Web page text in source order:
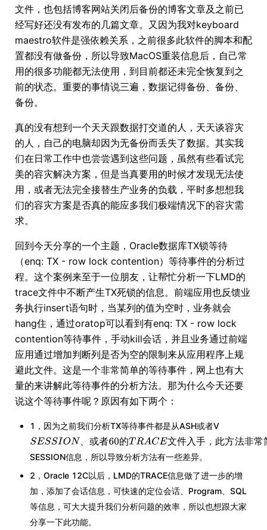
文件，也包括博客网站关闭后备份的博客文章及之前已
经写好还没有发布的几篇文章。又因为我对keyboard
maestro软件是强依赖关系，之前很多此软件的脚本和配
置都没有做备份，所以导致MacOS重装信息后，自己常
用的很多功能都无法使用，到目前都还未完全恢复到之
前的状态。重要的事情说三遍，数据记得备份、备份、
备份。
真的没有想到一个天天跟数据打交道的人，天天谈容灾
的人，自己的电脑却因为无备份而丢失了数据。其实我
们在日常工作中也尝尝遇到这些问题，虽然有些看试完
美的容灾解决方案，但是当真要用的时候才发现无法使
用，或者无法完全接替生产业务的负载，平时多想想我
们的容灾方案是否真的能应多我们极端情况下的容灾需
求。
回到今天分享的一个主题，Oracle数据库TX锁等待
（enq: TX - row lock contention）等待事件的分析过
程。这个案例来至于一位朋友，让帮忙分析一下LMD的
trace文件中不断产生TX死锁的信息。前端应用也反馈业
务执行insert语句时，当某列的值为空时，业务就会
hang住，通过oratop可以看到有enq: TX - row lock
contention等待事件，手动kill会话，并且业务通过前端
应用通过增加判断列是否为空的限制来从应用程序上规
避此文件。这是一个非常简单的等待事件，网上也有大
量的来讲解此等待事件的分析方法。那为什么今天还要
说这个等待事件呢？原因有如下两个：
1，因为之前我们分析TX等待事件都是从ASH或者V
、或者 的 文件入手， 此方法非常
SESSION信息，所以导致分析方法有一些差异。
2，Oracle 12C以后，LMD的TRACE信息做了进一步的增
加，添加了会话信息，可快速的定位会话、Program、SQL
等信息，可大大提升我们分析问题的效率，所以也想跟大家
分享一下此功能。